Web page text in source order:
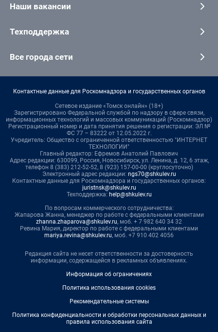
Наши вакансии
Техподдержка
Все города сети
Контактные данные для Роскомнадзора и государственных органов
Сетевое издание «Томск онлайн» (18+)
Зарегистрировано Федеральной службой по надзору в сфере связи,
информационных технологий и массовых коммуникаций (Роскомнадзор)
Регистрационный номер и дата принятия решения о регистрации: ЭЛ №
ФС 77 – 83222 от 12.05.2022 г.
Учредитель: Общество с ограниченной ответственностью "ИНТЕРНЕТ
ТЕХНОЛОГИИ"
Главный редактор: Ефремов Анатолий Павлович
Адрес редакции: 630099, Россия, Новосибирск, ул. Ленина, д. 12, 6 этаж,
телефон 8 (383) 212-52-52, 8 (923) 157-00-00 (круглосуточно)
Электронный адрес редакции: ngs70@shkulev.ru
Контактные данные для Роскомнадзора и государственных органов:
juristnsk@shkulev.ru
Техподдержка: help@shkulev.ru
По вопросам коммерческого сотрудничества:
Жапарова Жанна, менеджер по работе с федеральными клиентами
zhanna.zhaparova@shkulev.ru, моб. + 7 982 640 34 32
Ревина Мария, директор по работе с федеральными клиентами
mariya.revina@shkulev.ru, моб. +7 910 402 4056
Редакция сайта не несет ответственности за достоверность
информации, содержащейся в рекламных объявлениях.
Информация об ограничениях
Политика использования cookies
Рекомендательные системы
Политика конфиденциальности и обработки персональных данных и
правила использования сайта